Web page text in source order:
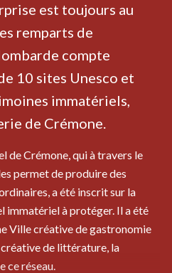
est toujours au
remparts de
compte
10 sites Unesco et
immatériels,
de Crémone.
de Crémone, qui à travers le
permet de produire des
a été inscrit sur la
immatériel à protéger. Il a été
Ville créative de gastronomie
de littérature, la
ce réseau.